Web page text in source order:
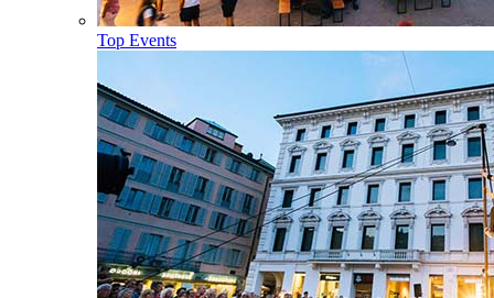
Top Events